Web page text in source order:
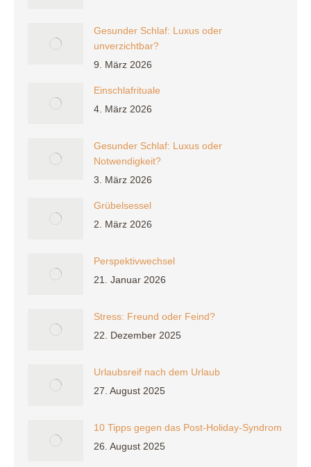
Gesunder Schlaf: Luxus oder
unverzichtbar?
9. März 2026
Einschlafrituale
4. März 2026
Gesunder Schlaf: Luxus oder
Notwendigkeit?
3. März 2026
Grübelsessel
2. März 2026
Perspektivwechsel
21. Januar 2026
Stress: Freund oder Feind?
22. Dezember 2025
Urlaubsreif nach dem Urlaub
27. August 2025
10 Tipps gegen das Post-Holiday-Syndrom
26. August 2025